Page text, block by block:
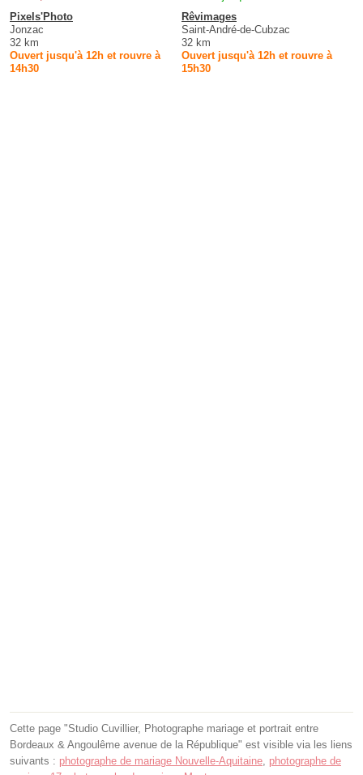
Pixels'Photo
Jonzac
32 km
Ouvert jusqu'à 12h et rouvre à
14h30
Rêvimages
Saint-André-de-Cubzac
32 km
Ouvert jusqu'à 12h et rouvre à
15h30
Cette page "Studio Cuvillier, Photographe mariage et portrait entre
Bordeaux & Angoulême avenue de la République" est visible via les liens
suivants : photographe de mariage Nouvelle-Aquitaine photographe de